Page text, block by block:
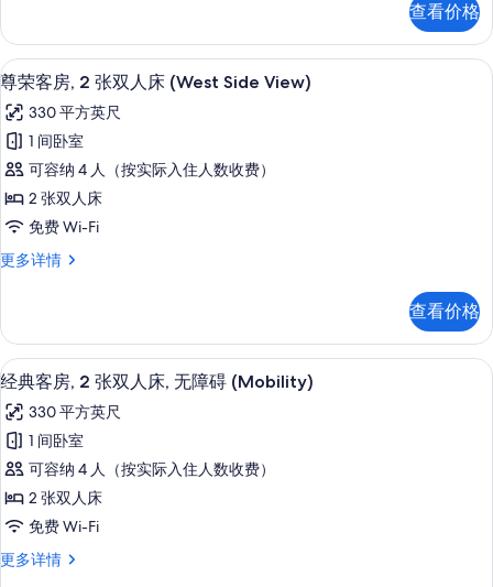
大
床
(West
Side
View)
的
所
有
片
1
张
特
大
床
(West
Side
View)
更
多
信
息
查看价格
显
示
尊
荣
客
房,
张
人
床
(West
Side
View)
的
所
有
片
高档床上用品、客房内保险箱、办公
7
尊荣客房, 2 张双人床 (West Side View)
330 平方英尺
1 间卧室
可容纳 4 人（按实际入住人数收费）
2 张双人床
免费 Wi-Fi
更多详情
尊
2
张
双
床
(West
Side
View)
更
多
信
息
查看价格
显
示
经
典
客
房,
张
高档床上用品、客房内保险箱、办公
5
经典客房, 2 张双人床, 无障碍 (Mobility)
330 平方英尺
1 间卧室
可容纳 4 人（按实际入住人数收费）
2 张双人床
免费 Wi-Fi
更多详情
经